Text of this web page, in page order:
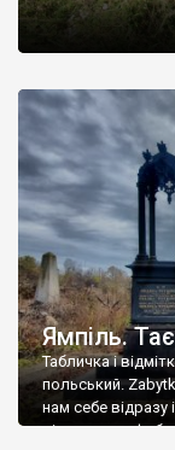
Ямпіль.
Табличка і
польський.
нам себе відразу
віднести до